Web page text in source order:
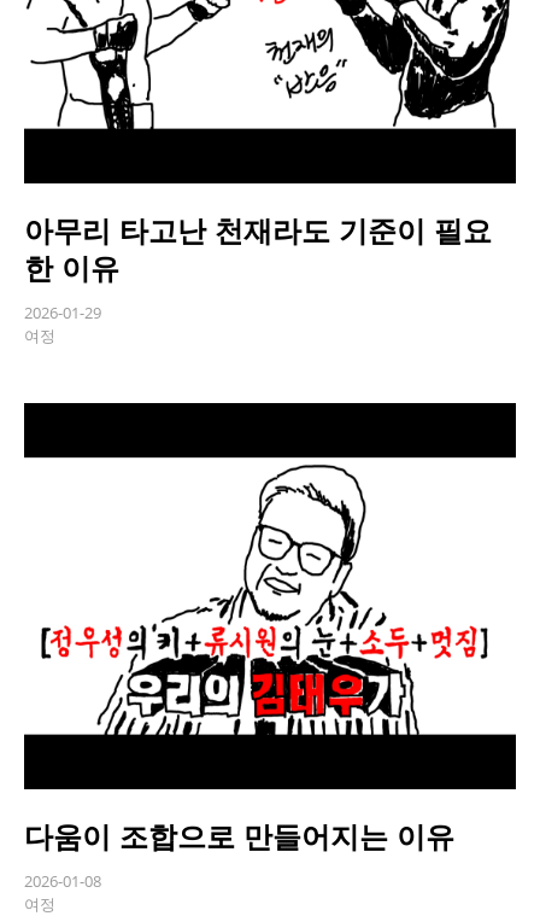
아무리 타고난 천재라도 기준이 필요
한 이유
2026-01-29
여정
다움이 조합으로 만들어지는 이유
2026-01-08
여정